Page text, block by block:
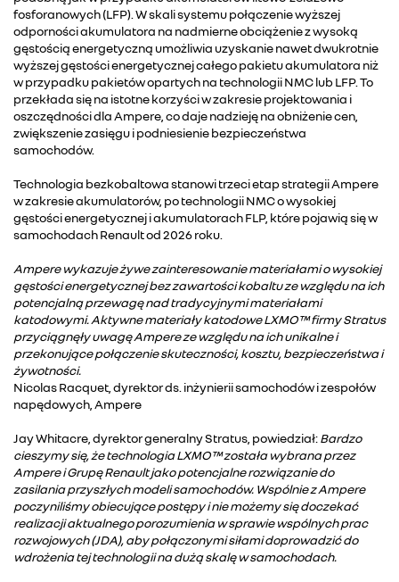
fosforanowych (LFP). W skali systemu połączenie wyższej
odporności akumulatora na nadmierne obciążenie z wysoką
gęstością energetyczną umożliwia uzyskanie nawet dwukrotnie
wyższej gęstości energetycznej całego pakietu akumulatora niż
w przypadku pakietów opartych na technologii NMC lub LFP. To
przekłada się na istotne korzyści w zakresie projektowania i
oszczędności dla Ampere, co daje nadzieję na obniżenie cen,
zwiększenie zasięgu i podniesienie bezpieczeństwa
samochodów.
Technologia bezkobaltowa stanowi trzeci etap strategii Ampere
w zakresie akumulatorów, po technologii NMC o wysokiej
gęstości energetycznej i akumulatorach FLP, które pojawią się w
samochodach Renault od 2026 roku.
Ampere wykazuje żywe zainteresowanie materiałami o wysokiej
gęstości energetycznej bez zawartości kobaltu ze względu na ich
potencjalną przewagę nad tradycyjnymi materiałami
katodowymi. Aktywne materiały katodowe LXMO™ firmy Stratus
przyciągnęły uwagę Ampere ze względu na ich unikalne i
przekonujące połączenie skuteczności, kosztu, bezpieczeństwa i
żywotności.
Nicolas Racquet, dyrektor ds. inżynierii samochodów i zespołów
napędowych, Ampere
Jay Whitacre, dyrektor generalny Stratus, powiedział:Bardzo
cieszymy się, że technologia LXMO™ została wybrana przez
Ampere i Grupę Renault jako potencjalne rozwiązanie do
zasilania przyszłych modeli samochodów. Wspólnie z Ampere
poczyniliśmy obiecujące postępy i nie możemy się doczekać
realizacji aktualnego porozumienia w sprawie wspólnych prac
rozwojowych (JDA), aby połączonymi siłami doprowadzić do
wdrożenia tej technologii na dużą skalę w samochodach.